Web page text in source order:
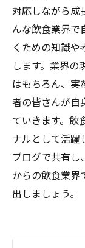
対応しながら成
んな飲食業界で
くための知識
します。業界の
はもちろん、実
者の皆さんが自
ていきます。飲
ナルとして活躍
ブログで共有し
からの飲食業界
出しましょう。